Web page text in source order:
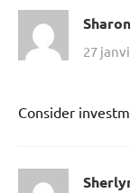
Sharon
27
Consider